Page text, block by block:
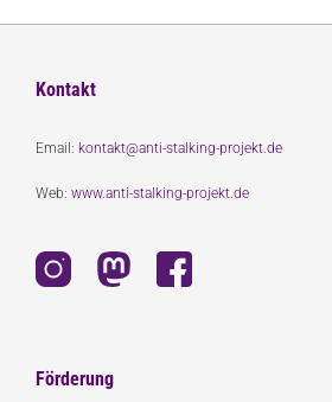
Kontakt
Email: kontakt@anti-stalking-projekt.de
Web: www.anti-stalking-projekt.de
Förderung